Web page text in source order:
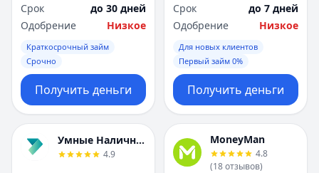
Ульяновск
Уфа
Х
Хабаровск
Ч
Чебоксары
Челябинск
Чита
Я
Ульяновск
Уфа
Х
Хабаровск
Ч
Чебоксары
Челябинск
Чита
Я
Срок
до 30 дней
Одобрение
Низкое
Краткосрочный займ
Срочно
Получить деньги
Срок
до 7 дней
Одобрение
Низкое
Для новых клиентов
Первый займ 0%
Получить деньги
Умные Наличные
4.9
MoneyMan
4.8
(18отзывов)